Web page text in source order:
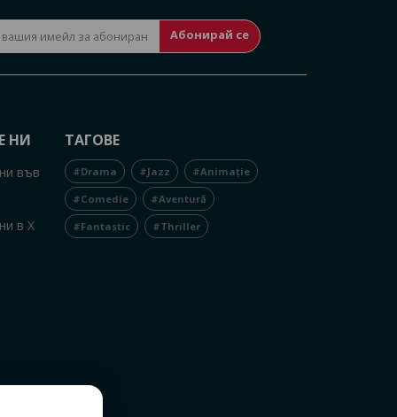
Абонирай се
НИ
във
в X
ТАГОВЕ
#Drama #Jazz #Animație
#Comedie #Aventură
#Fantastic #Thriller